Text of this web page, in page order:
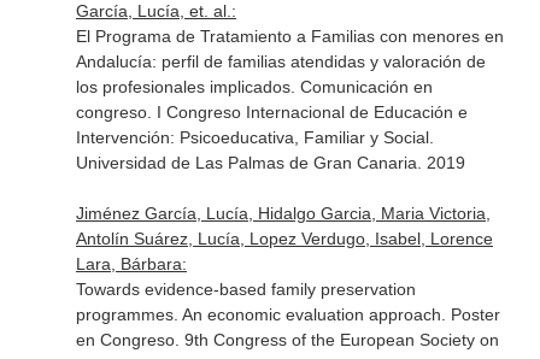
García, Lucía, et. al.:
El Programa de Tratamiento a Familias con menores en
Andalucía: perfil de familias atendidas y valoración de
los profesionales implicados. Comunicación en
congreso. I Congreso Internacional de Educación e
Intervención: Psicoeducativa, Familiar y Social.
Universidad de Las Palmas de Gran Canaria. 2019
Jiménez García, Lucía, Hidalgo Garcia, Maria Victoria,
Antolín Suárez, Lucía, Lopez Verdugo, Isabel, Lorence
Lara, Bárbara:
Towards evidence-based family preservation
programmes. An economic evaluation approach. Poster
en Congreso. 9th Congress of the European Society on